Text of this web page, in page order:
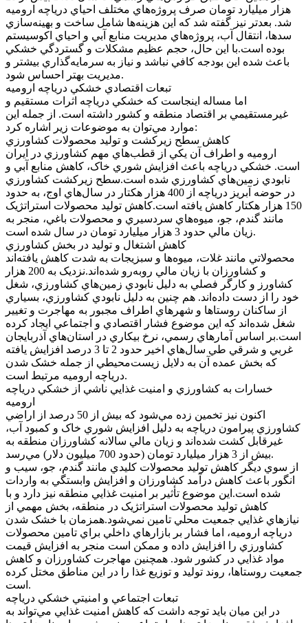
هزار ميليارد تومان صرف پروژه‌هاي مختلف احياي درياچه اروميه
شد. بعدتر نيز گفته شد که اين هزينه‌ها شامل ساخت و بهينه‌سازي
سدها، انتقال آب، پروژه‌هاي مديريت منابع آبي و احياي اکوسيستم
بوده است.با اين حال، حجم عظيم مشکلات و گستردگي خشکي
باعث شده اين بودجه کافي نباشد و نياز به سرمايه‌گذاري بيشتر و
مديريت بهتر احساس شود.
تبعات اقتصادي خشکي درياچه اروميه
اما مساله اينجاست که خشکي درياچه اثرات مستقيم و
غيرمستقيمي بر اقتصاد منطقه و کشور داشته است. از جمله اين
موارد مي‌توان به موضوعات زير اشاره کرد:
کاهش سطح زيرکشت و توليد محصولات کشاورزي
اروميه و اطراف آن يکي از قطب‌هاي مهم کشاورزي در ايران
است. خشکي درياچه باعث افزايش شوري خاک، کاهش منابع آبي و
نابودي زمين‌هاي کشاورزي شده است.سطح زيرکشت کشاورزي
در حوضه آبريز درياچه از 400 هزار هکتار در سال‌هاي اوج، به حدود
150 هزار هکتار کاهش يافته است.کاهش توليد محصولات استراتژيک
مانند گندم، جو، ميوه‌هاي سردسيري و محصولات باغي، منجر به
زيان مالي حدود 3 هزار ميليارد تومان در سال شده است.
کاهش اشتغال و توليد در بخش کشاورزي
محصولاتي مانند غلات، ميوه‌ها و سبزيجات به شدت کاهش يافته‌اند
و کشاورزان با زيان مالي رو‌به‌رو شده‌اند.نزديک به 200 هزار
کشاورز و کارگر فصلي به دليل نابودي زمين‌هاي کشاورزي، شغل
خود را از دست داده‌اند. هم چنين به دليل نابودي کشاورزي، بسياري
از ساکنان روستا‌ها و شهر‌هاي اطراف مجبور به مهاجرت و تغيير
شغل شده‌اند که اين موضوع فشار اقتصادي و اجتماعي ايجاد کرده
است.بر اساس آمار‌هاي رسمي، نرخ بيکاري در استان‌هاي آذربايجان
غربي و شرقي طي سال‌هاي اخير حدود 2 تا 3 درصد افزايش يافته
که بخش عمده آن به دلايل زيست‌محيطي از جمله خشک شدن
درياچه اروميه مرتبط است.
خسارات به کشاورزي و امنيت غذايي ناشي از خشکي درياچه
اروميه
اکنون نيز تخمين زده مي‌شود که بيش از 50 درصد از اراضي
کشاورزي پيرامون درياچه به دليل افزايش شوري خاک و کمبود آب،
غيرقابل کشت شده‌اند و زيان مالي سالانه کشاورزان منطقه به
بيش از 3 هزار ميليارد تومان (حدود 700 ميليون دلار) مي‌رسد.
از سوي ديگر کاهش توليد محصولات کليدي مانند گندم، جو، سيب و
انگور باعث کاهش درآمد کشاورزان و افزايش وابستگي به واردات
شده است.اين موضوع تأثير بر امنيت غذايي منطقه نيز دارد و با
کاهش توليد محصولات استراتژيک در منطقه، بخش مهمي از
نياز‌هاي غذايي جمعيت محلي تامين نمي‌شود.همزمان با خشک شدن
درياچه اروميه، اما فشار بر بازار‌هاي داخلي براي تامين محصولات
کشاورزي را افزايش داده و ممکن است منجر به افزايش قيمت
مواد غذايي در کشور شود. همچنين مهاجرت کشاورزان و کاهش
جمعيت روستاها، روند توليد و توزيع غذا را در اين مناطق مختل کرده
است.
تبعات اجتماعي و امنيتي خشکي درياچه
در اين ميان بايد توجه داشت که کاهش امنيت غذايي مي‌تواند به